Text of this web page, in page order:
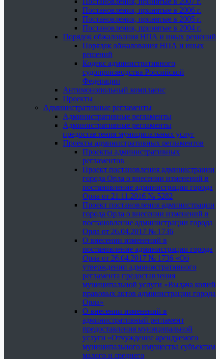
Постановления, принятые в 2006 г.
Постановления, принятые в 2005 г.
Постановления, принятые в 2004 г.
Порядок обжалования НПА и иных решений
Порядок обжалования НПА и иных
решений
Кодекс административного
судопроизводства Российской
Федерации
Антимонопольный комплаенс
Проекты
Административные регламенты
Административные регламенты
Административные регламенты
предоставления муниципальных услуг
Проекты административных регламентов
Проекты административных
регламентов
Проект постановления администрации
города Орла о внесении изменений в
постановление администрации города
Орла от 21.11.2016 № 5282
Проект постановления администрации
города Орла о внесении изменений в
постановление администрации города
Орла от 26.04.2017 № 1736
О внесении изменений в
постановление администрации города
Орла от 26.04.2017 № 1736 «Об
утверждении административного
регламента предоставления
муниципальной услуги «Выдача копий
правовых актов администрации города
Орла»
О внесении изменений в
административный регламент
предоставления муниципальной
услуги «Отчуждение арендуемого
муниципального имущества субъектам
малого и среднего